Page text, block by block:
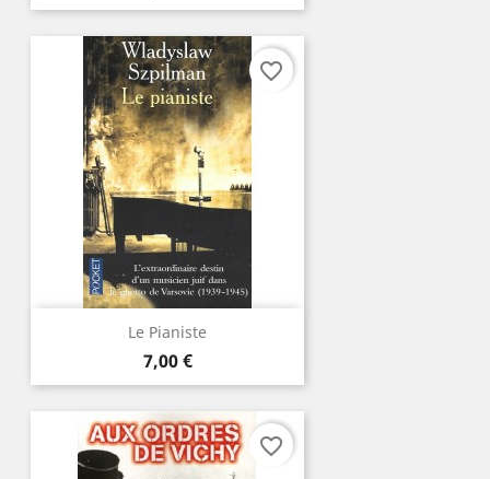
Le Pianiste
Prix
7,00 €
favorite_border
favorite_border